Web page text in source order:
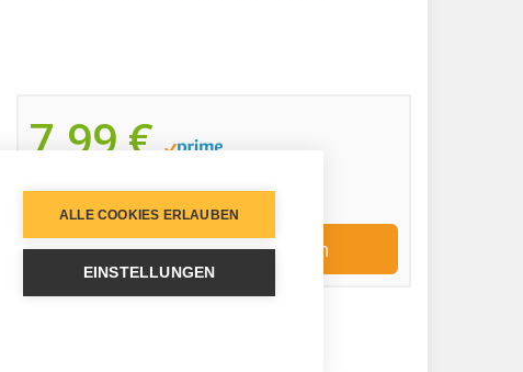
7,99 €
Jetzt bei Amazon kaufen
ALLE COOKIES ERLAUBEN
EINSTELLUNGEN